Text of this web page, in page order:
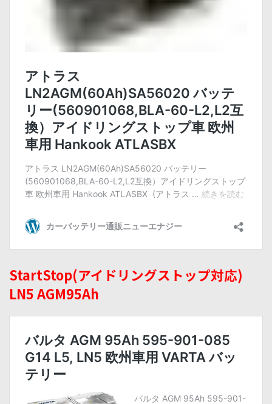
StartStop(アイドリングストップ対応)
LN5 AGM95Ah